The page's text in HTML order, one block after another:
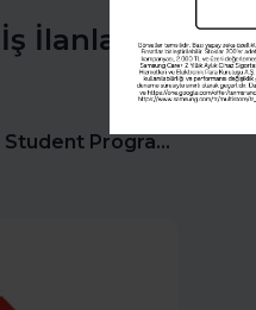
İlanları
HSBC Virtualents Student Program bu sene de devam ediyor!